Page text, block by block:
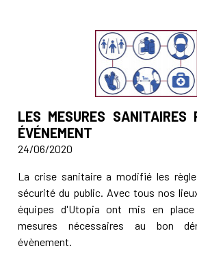
LES MESURES SANITAIRES
ÉVÉNEMENT
24/06/2020
La crise sanitaire a modifié les
sécurité du public. Avec tous nos
équipes d'Utopia ont mis en
mesures nécessaires au bon
évènement.